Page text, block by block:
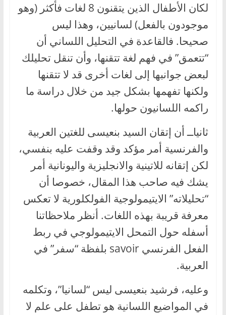
لكان الأطفال الذين يتقنون 8 لغات فأكثر (وهو
موجودون بالفعل) لسانيين، وهذا ليس
صحيحا. فالقاعدة في التحليل اللساني أن
“تتعمق” في فهم لغة تتقنها، وأن تنقل تحليلك
لبعض جوانبها إلى لغات أخرى قد لا تتقنها
ولكنها تفهمها بشكل جيد من خلال دراسة ما
راكمه اللسانيون حولها.
ثانياــ أن إتقان السيد بنعيسى للغتين العربية
والفرنسية أمر مؤكد وقد وقفت عليه بنفسي،
لكن إتقانه للاتينية والانجليزية واليونانية أمر
يشك فيه صاحب هذا المقال، خصوصا أن
“تحليلاته” الايتيمولوجية الفولكلورية لا تعكس
معرفة قريبة بهذه اللغات. أنظر ملاحظاتنا
أسفله حول التمحل الايتيمولوجي في ربط
الفعل الفرنسي savoir بلفظة “سفر” في
العربية.
وعليه، فرشيد بنعيسى ليس “لسانيا”، وتكلمه
في المواضيع اللسانية هو تطفل على علم لا